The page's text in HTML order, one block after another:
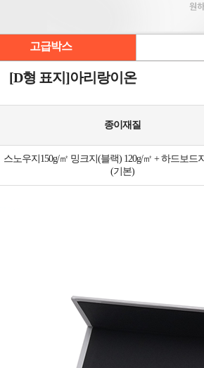
고급박스
[D형 표지]아리랑이온
종이재질
스노우지150g/㎡ 밍크지(블랙) 120g/㎡ + 하드보드
(기본)